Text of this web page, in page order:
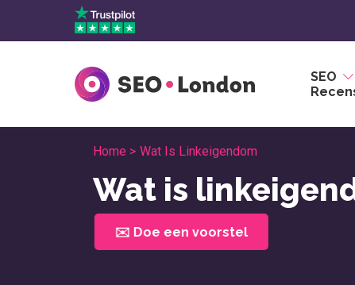
SEO
Home > Wat Is Linkeigendom
Wat is
✉️ Doe een voorstel